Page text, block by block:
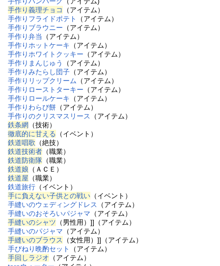
手作り義理チョコ
（アイテム）
手作りフライドポテト
（アイテム）
手作りブラウニー （アイテム）
手作り弁当
（アイテム）
手作りホットケーキ （アイテム）
手作りホワイトクッキー （アイテム）
手作りまんじゅう
（アイテム）
手作りみたらし団子 （アイテム）
手作りリップクリーム （アイテム）
手作りローストターキー （アイテム）
手作りロールケーキ （アイテム）
手作りわらび餅 （アイテム）
手作りのクリスマスリース
（アイテム）
鉄条網 （技術）
徹底的に甘える
（イベント）
鉄道唱歌 （絶技）
鉄道技術者 （職業）
鉄道防衛隊 （職業）
鉄道娘 （ＡＣＥ）
鉄道屋 （職業）
鉄道旅行 （イベント）
手に負えない子供との戦い （イベント）
手縫いのウェディングドレス
（アイテム）
手縫いのおそろいパジャマ （アイテム）
手縫いのシャツ （男性用）]]（アイテム）
手縫いのパジャマ （アイテム）
手縫いのブラウス
（女性用）]]（アイテム）
手びねり晩酌セット
（アイテム）
手回しラジオ （アイテム）